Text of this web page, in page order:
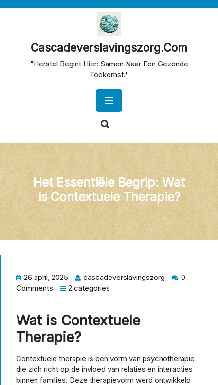
Cascadeverslavingszorg.com
"Herstel Begint Hier: Samen Naar Een Gezonde
Toekomst."
Button
Het Essentiële Begrip: Wat
is Contextuele Therapie?
26 april, 2025 cascadeverslavingszorg
0
Comments
2 categories
Wat is Contextuele
Therapie?
Contextuele therapie is een vorm van psychotherapie
die zich richt op de invloed van relaties en interacties
binnen families. Deze therapievorm werd ontwikkeld